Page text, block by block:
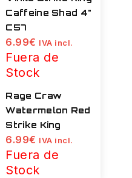
Caffeine Shad 4"
C57
6.99€ IVA incl.
Fuera de
Stock
Rage Craw
Watermelon Red
Strike King
6.99€ IVA incl.
Fuera de
Stock